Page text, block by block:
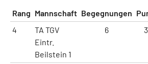
Rang Mannschaft Begegnungen
4
TA TGV
Eintr.
Beilstein 1
6